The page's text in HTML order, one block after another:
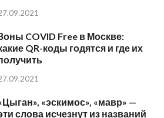
COVID Free в Москве:
QR-коды годятся и где их
«эскимос», «мавр» —
слова исчезнут из названий